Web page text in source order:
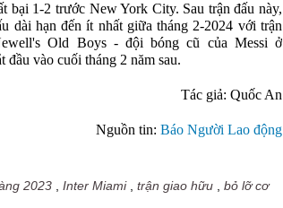
bại 1-2 trước New York City. Sau trận đấu này,
dài hạn đến ít nhất giữa tháng 2-2024 với trận
Old Boys - đội bóng cũ của Messi ở
vào cuối tháng 2 năm sau.
Tác giả: Quốc An
Nguồn tin: Báo Người Lao động
2023 Inter Miami, trận giao hữu
bỏ lỡ cơ